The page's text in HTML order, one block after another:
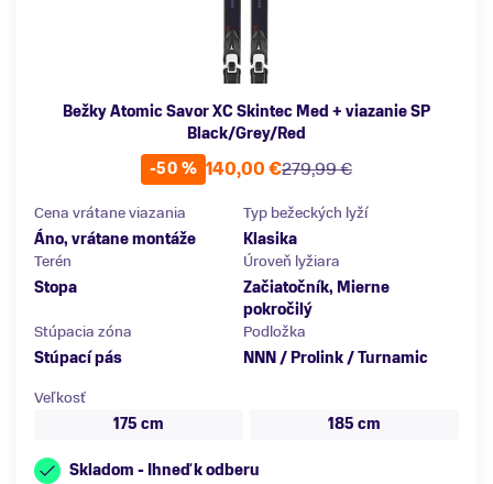
Bežky Atomic Savor XC Skintec Med + viazanie SP
Black/Grey/Red
-50 %
279,99 €
140,00 €
Cena vrátane viazania
Áno, vrátane montáže
Typ bežeckých lyží
Klasika
Terén
Stopa
Úroveň lyžiara
Začiatočník, Mierne
pokročilý
Stúpacia zóna
Stúpací pás
Podložka
NNN / Prolink / Turnamic
Veľkosť
175 cm
185 cm
Skladom - Ihneď k odberu